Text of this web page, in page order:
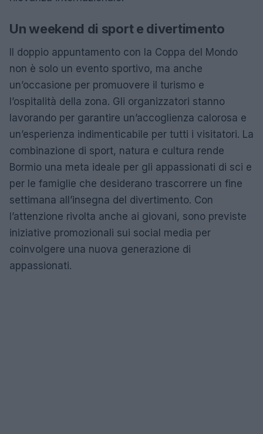
Un weekend di sport e divertimento
Il doppio appuntamento con la Coppa del Mondo
non è solo un evento sportivo, ma anche
un’occasione per promuovere il turismo e
l’ospitalità della zona. Gli organizzatori stanno
lavorando per garantire un’accoglienza calorosa e
un’esperienza indimenticabile per tutti i visitatori. La
combinazione di sport, natura e cultura rende
Bormio una meta ideale per gli appassionati di sci e
per le famiglie che desiderano trascorrere un fine
settimana all’insegna del divertimento. Con
l’attenzione rivolta anche ai giovani, sono previste
iniziative promozionali sui social media per
coinvolgere una nuova generazione di
appassionati.